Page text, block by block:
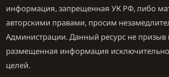
информация, запрещенная УК РФ, либо
авторскими правами, просим
Администрации. Данный ресурс не призыв
размещенная информация
целей.